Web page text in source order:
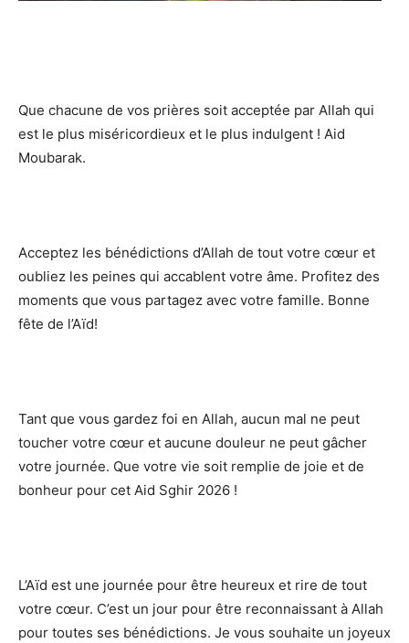
Que chacune de vos prières soit acceptée par Allah qui
est le plus miséricordieux et le plus indulgent ! Aid
Moubarak.
Acceptez les bénédictions d’Allah de tout votre cœur et
oubliez les peines qui accablent votre âme. Profitez des
moments que vous partagez avec votre famille. Bonne
fête de l’Aïd!
Tant que vous gardez foi en Allah, aucun mal ne peut
toucher votre cœur et aucune douleur ne peut gâcher
votre journée. Que votre vie soit remplie de joie et de
bonheur pour cet Aid Sghir 2026 !
L’Aïd est une journée pour être heureux et rire de tout
votre cœur. C’est un jour pour être reconnaissant à Allah
pour toutes ses bénédictions. Je vous souhaite un joyeux